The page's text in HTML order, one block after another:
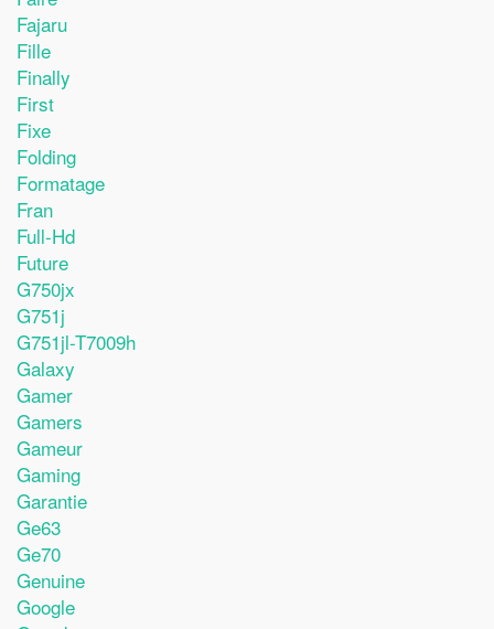
Fajaru
Fille
Finally
First
Fixe
Folding
Formatage
Fran
Full-Hd
Future
G750jx
G751j
G751jl-T7009h
Galaxy
Gamer
Gamers
Gameur
Gaming
Garantie
Ge63
Ge70
Genuine
Google